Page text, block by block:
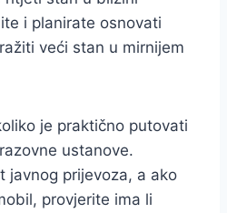
i planirate osnovati
veći stan u mirnijem
je praktično putovati
ustanove.
javnog prijevoza, a ako
provjerite ima li